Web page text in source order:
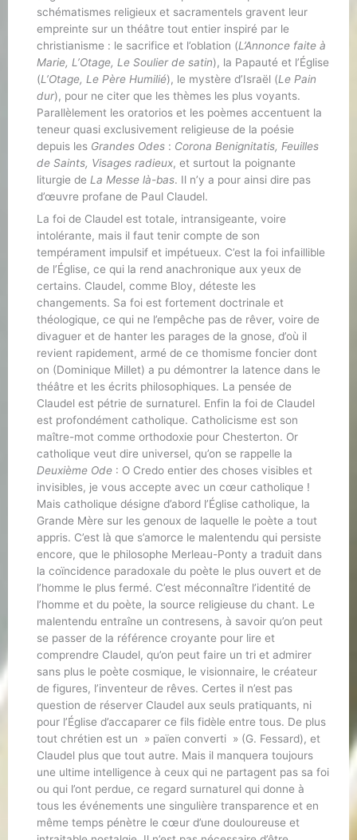
schématismes religieux et sacramentels gravent leur
empreinte sur un théâtre tout entier inspiré par le
christianisme : le sacrifice et l’oblation (L’Annonce faite à
Marie, L’Otage, Le Soulier de satin), la Papauté et l’Église
(L’Otage, Le Père Humilié), le mystère d’Israël (Le Pain
dur), pour ne citer que les thèmes les plus voyants.
Parallèlement les oratorios et les poèmes accentuent la
teneur quasi exclusivement religieuse de la poésie
depuis les Grandes Odes: Corona Benignitatis, Feuilles
de Saints, Visages radieux, et surtout la poignante
liturgie de La Messe là-bas. Il n’y a pour ainsi dire pas
d’œuvre profane de Paul Claudel.
La foi de Claudel est totale, intransigeante, voire
intolérante, mais il faut tenir compte de son
tempérament impulsif et impétueux. C’est la foi infaillible
de l’Église, ce qui la rend anachronique aux yeux de
certains. Claudel, comme Bloy, déteste les
changements. Sa foi est fortement doctrinale et
théologique, ce qui ne l’empêche pas de rêver, voire de
divaguer et de hanter les parages de la gnose, d’où il
revient rapidement, armé de ce thomisme foncier dont
on (Dominique Millet) a pu démontrer la latence dans le
théâtre et les écrits philosophiques. La pensée de
Claudel est pétrie de surnaturel. Enfin la foi de Claudel
est profondément catholique. Catholicisme est son
maître-mot comme orthodoxie pour Chesterton. Or
catholique veut dire universel, qu’on se rappelle la
Deuxième Ode: O Credo entier des choses visibles et
invisibles, je vous accepte avec un cœur catholique !
Mais catholique désigne d’abord l’Église catholique, la
Grande Mère sur les genoux de laquelle le poète a tout
appris. C’est là que s’amorce le malentendu qui persiste
encore, que le philosophe Merleau-Ponty a traduit dans
la coïncidence paradoxale du poète le plus ouvert et de
l’homme le plus fermé. C’est méconnaître l’identité de
l’homme et du poète, la source religieuse du chant. Le
malentendu entraîne un contresens, à savoir qu’on peut
se passer de la référence croyante pour lire et
comprendre Claudel, qu’on peut faire un tri et admirer
sans plus le poète cosmique, le visionnaire, le créateur
de figures, l’inventeur de rêves. Certes il n’est pas
question de réserver Claudel aux seuls pratiquants, ni
pour l’Église d’accaparer ce fils fidèle entre tous. De plus
tout chrétien est un » païen converti » (G. Fessard), et
Claudel plus que tout autre. Mais il manquera toujours
une ultime intelligence à ceux qui ne partagent pas sa foi
ou qui l’ont perdue, ce regard surnaturel qui donne à
tous les événements une singulière transparence et en
même temps pénètre le cœur d’une douloureuse et